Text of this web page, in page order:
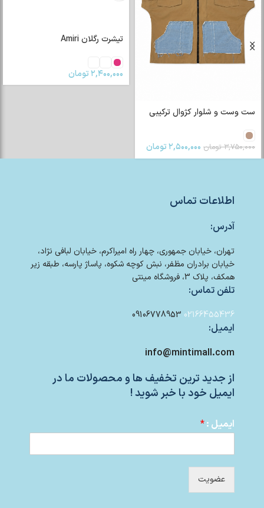
ست وست و شلوار کژوال ترکیبی
۳,۷۵۰,۰۰۰ تومان ۲,۵۰۰,۰۰۰تومان
تیشرت رگلان Amiri
۲,۴۰۰,۰۰۰تومان
اطلاعات تماس
آدرس:
تهران، خیابان جمهوری، چهار راه امیراکرم، خیابان لبافی نژاد،
خیابان برادران مظفر، نبش کوچه شکوه، پاساژ پارسه، طبقه زیر
همکف، پلاک 3، فروشگاه مینتی
تلفن تماس:
02166455436
09106778953
ایمیل:
info@mintimall.com
از جدید ترین تخفیف ها و محصولات ما در
ایمیل خود با خبر شوید !
ایمیل :*
عضویت